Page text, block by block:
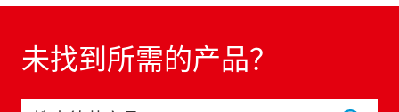
未找到所需的产品？